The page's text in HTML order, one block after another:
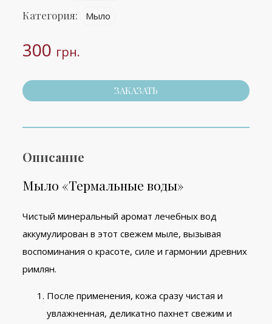
Категория: Мыло
300 грн.
ЗАКАЗАТЬ
Описание
Мыло «Термальные воды»
Чистый минеральный аромат лечебных вод
аккумулирован в этот свежем мыле, вызывая
воспоминания о красоте, силе и гармонии древних
римлян.
После применения, кожа сразу чистая и
увлажненная, деликатно пахнет свежим и